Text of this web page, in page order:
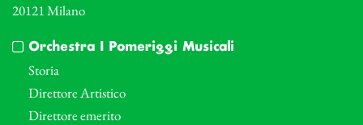
20121 Milano
Orchestra I Pomeriggi Musicali
Storia
Direttore Artistico
Direttore emerito